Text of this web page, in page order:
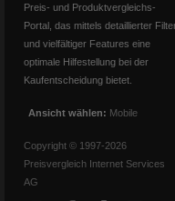
Preis- und Produktvergleichs-
Portal, das mittels detaillierter
und vielfältiger Features eine
optimale Hilfestellung bei der
Kaufentscheidung bietet.
Ansicht wählen: Mobile
Copyright © 1997-2026
Preisvergleich Internet Services
AG